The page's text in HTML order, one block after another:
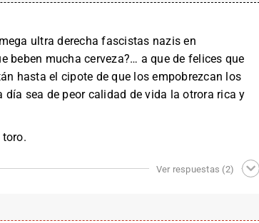
mega ultra derecha fascistas nazis en
beben mucha cerveza?… a que de felices que
hasta el cipote de que los empobrezcan los
sea de peor calidad de vida la otrora rica y
toro.
Ver respuestas (2)